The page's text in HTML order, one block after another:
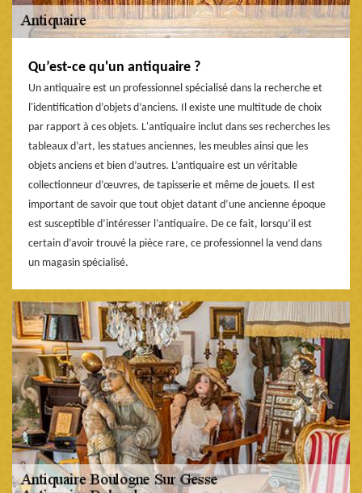
Qu’est-ce qu'un antiquaire ?
Un antiquaire est un professionnel spécialisé dans la recherche et
l'identification d’objets d’anciens. Il existe une multitude de choix
par rapport à ces objets. L'antiquaire inclut dans ses recherches les
tableaux d’art, les statues anciennes, les meubles ainsi que les
objets anciens et bien d’autres. L’antiquaire est un véritable
collectionneur d’œuvres, de tapisserie et même de jouets. Il est
important de savoir que tout objet datant d’une ancienne époque
est susceptible d’intéresser l’antiquaire. De ce fait, lorsqu’il est
certain d’avoir trouvé la pièce rare, ce professionnel la vend dans
un magasin spécialisé.